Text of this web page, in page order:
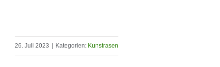
26. Juli 2023 Kategorien: Kunstrasen